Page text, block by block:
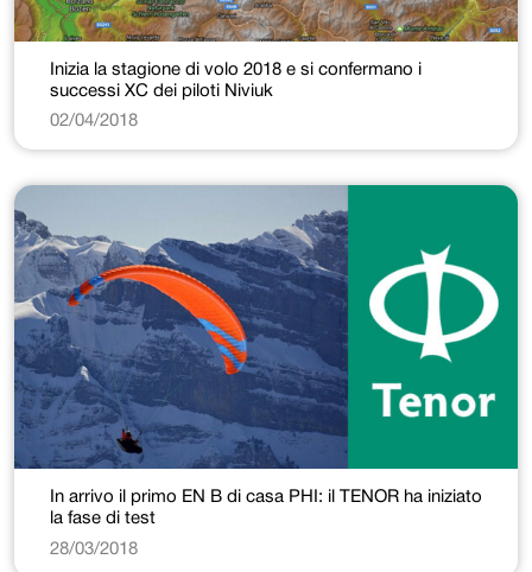
Inizia la stagione di volo 2018 e si confermano i
successi XC dei piloti Niviuk
02/04/2018
In arrivo il primo EN B di casa PHI: il TENOR ha iniziato
la fase di test
28/03/2018